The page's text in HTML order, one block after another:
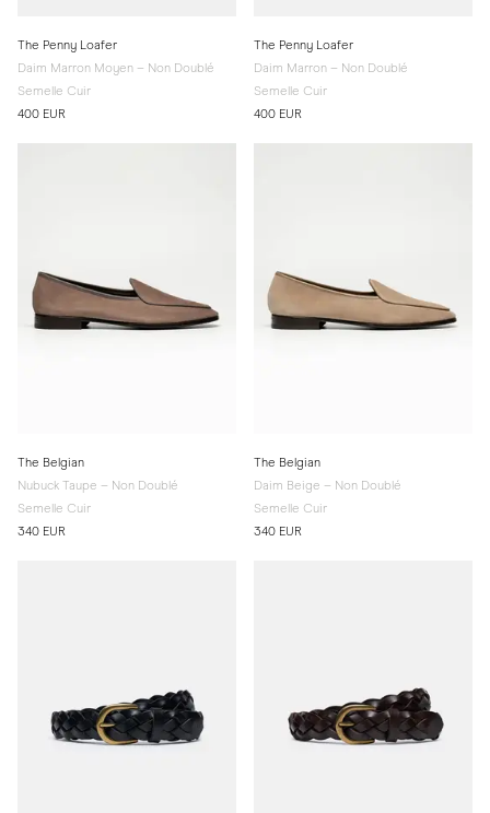
The Penny Loafer
Daim Marron Moyen – Non Doublé
Semelle Cuir
400 EUR
The Penny Loafer
Daim Marron – Non Doublé
Semelle Cuir
400 EUR
The Belgian
Nubuck Taupe – Non Doublé
Semelle Cuir
340 EUR
The Belgian
Daim Beige – Non Doublé
Semelle Cuir
340 EUR